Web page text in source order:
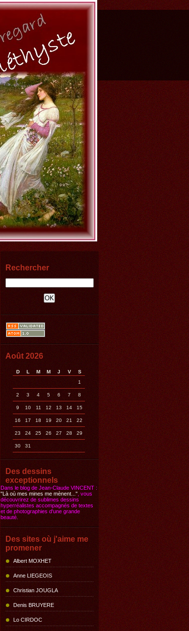
Rechercher
Août 2026
D L M M J V
S
1
2 3 4 5 6 7 8
9 10 11 12 13 14 15
16 17 18 19 20 21 22
23 24 25 26 27 28 29
30 31
Des dessins
exceptionnels
Dans le blog de Jean-Claude VINCENT :
"Là où mes mines me mènent...", vous
découvrirez de sublimes dessins
hyperréalistes accompagnés de textes
et de photographies d'une grande
beauté.
Des sites où j'aime me
promener
Albert MOXHET
Anne LIEGEOIS
Christian JOUGLA
Denis BRUYERE
Lo CIRDOC